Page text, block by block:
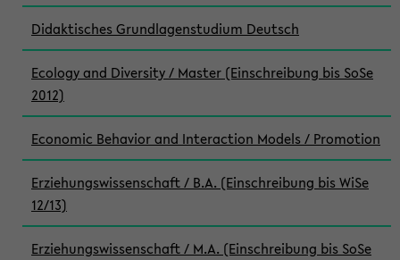
Didaktisches Grundlagenstudium Deutsch
Ecology and Diversity / Master (Einschreibung bis SoSe
2012)
Economic Behavior and Interaction Models / Promotion
Erziehungswissenschaft / B.A. (Einschreibung bis WiSe
12/13)
Erziehungswissenschaft / M.A. (Einschreibung bis SoSe